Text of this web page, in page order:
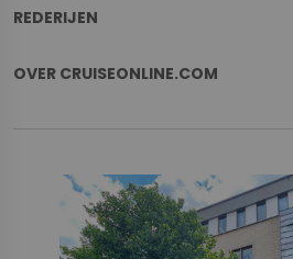
REDERIJEN
OVER CRUISEONLINE.COM